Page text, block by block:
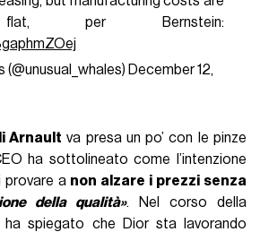
flat, per Bernstein:
(@unusual_whales) December 12,
Arnault va presa un po’ con le pinze
ha sottolineato come l’intenzione
provare a non alzare i prezzi senza
della qualità». Nel corso della
ha spiegato che Dior sta lavorando